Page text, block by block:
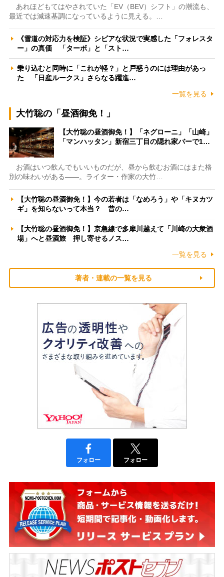
あれほどもてはやされていた「EV（BEV）シフト」の潮流も、
最近では減速基調になっているように見える。…
《雪道の対応力を検証》シビアな状況で実感した「フォレスタ
ー」の真価 「ターボ」と「スト…
乗り込むと同時に「これが軽？」と戸惑うのには理由があっ
た 「日産ルークス」さらなる躍進…
一覧を見る
大竹聡の「昼酒御免！」
【大竹聡の昼酒御免！】「ネグローニ」「山崎」
「マンハッタン」新宿三丁目の隠れ家バーで1…
お酒はいつ飲んでもいいものだが、昼から飲むお酒にはまた格
別の味わいがある――。ライター・作家の大竹…
【大竹聡の昼酒御免！】今の若者は「なめろう」や「キヌカツ
ギ」を知らないって本当？ 昔の…
【大竹聡の昼酒御免！】京急線で多摩川越えて「川崎の大衆酒
場」へと昼酒旅 押し寄せるノス…
一覧を見る
著者・連載の一覧を見る
フォロー フォロー